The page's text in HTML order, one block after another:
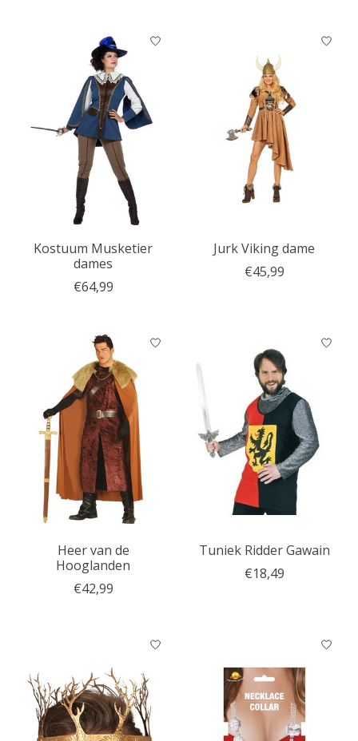
Kostuum Musketier
dames
€64,99
Jurk Viking dame
€45,99
Heer van de
Hooglanden
€42,99
Tuniek Ridder Gawain
€18,49